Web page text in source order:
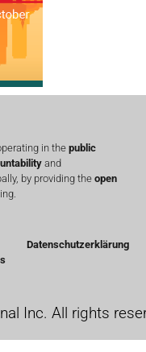
in the public
and
by providing the open
Datenschutzerklärung
Inc. All rights